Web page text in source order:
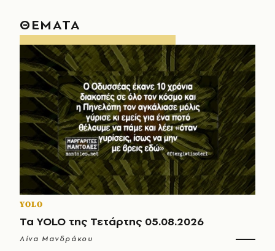
ΘΕΜΑΤΑ
YOLO
Τα YOLO της Τετάρτης 05.08.2026
Λίνα Μανδράκου